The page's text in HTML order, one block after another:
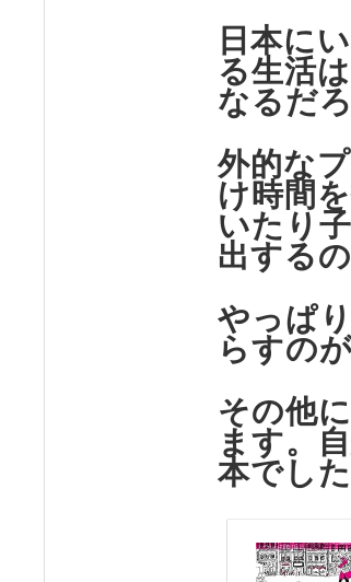
日本に
る生活
なるだ
外的な
け時間
いたり
出する
やっぱ
らすの
その他
ます。
本でし